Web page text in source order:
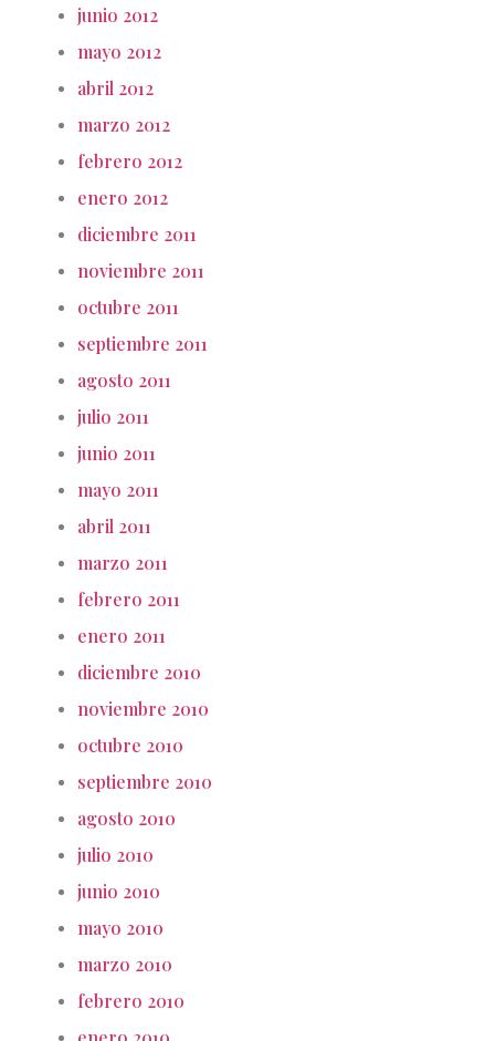
junio 2012
mayo 2012
abril 2012
marzo 2012
febrero 2012
enero 2012
diciembre 2011
noviembre 2011
octubre 2011
septiembre 2011
agosto 2011
julio 2011
junio 2011
mayo 2011
abril 2011
marzo 2011
febrero 2011
enero 2011
diciembre 2010
noviembre 2010
octubre 2010
septiembre 2010
agosto 2010
julio 2010
junio 2010
mayo 2010
marzo 2010
febrero 2010